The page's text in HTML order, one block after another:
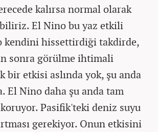
kalırsa normal olarak
El Nino bu yaz etkili
kendini hissettirdiği takdirde,
sonra görülme ihtimali
bir etkisi aslında yok, şu anda
El Nino daha şu anda tam
Pasifik'teki deniz suyu
gerekiyor. Onun etkisini